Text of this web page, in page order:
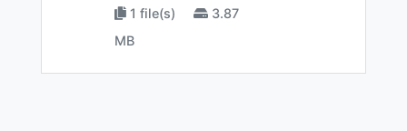
1 file(s)
3.87
MB